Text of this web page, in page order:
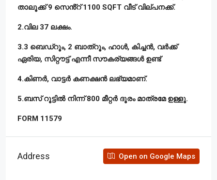
താലൂക്ക് 9 സെൻ്റ് 1100 SQFT വീട് വില്പനക്ക്.
2.വില 37 ലക്ഷം.
3.3 ബെഡ്റൂം, 2 ബാത്റൂം, ഹാൾ, കിച്ചൻ, വർക്ക്
ഏരിയ, സിറ്റൗട്ട് എന്നീ സൗകര്യങ്ങൾ ഉണ്ട്
4.കിണർ, വാട്ടർ കണക്ഷൻ ലഭ്യമാണ്.
5.ബസ് റൂട്ടിൽ നിന്ന് 800 മീറ്റർ ദൂരം മാത്രമേ ഉള്ളൂ.
FORM 11579
Address Open on Google Maps